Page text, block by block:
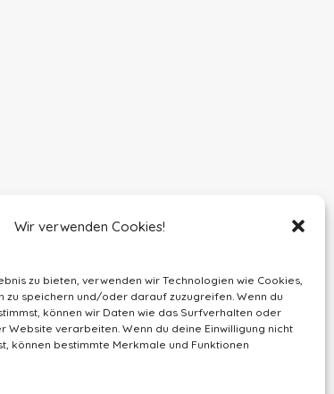
Wir verwenden Cookies!
zu bieten, verwenden wir Technologien wie Cookies,
zu speichern und/oder darauf zuzugreifen. Wenn du
können wir Daten wie das Surfverhalten oder
Website verarbeiten. Wenn du deine Einwilligung nicht
können bestimmte Merkmale und Funktionen